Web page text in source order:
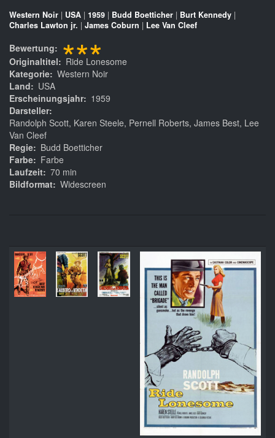
Western Noir | USA | 1959 | Budd Boetticher | Burt Kennedy |
Charles Lawton jr. | James Coburn | Lee Van Cleef
Bewertung ***
Originaltitel
Ride Lonesome
Kategorie Western Noir
Land
USA
Erscheinungsjahr
1959
Darsteller
Randolph Scott, Karen Steele, Pernell Roberts, James Best, Lee
Van Cleef
Regie
Budd Boetticher
Farbe
Farbe
Laufzeit 70 min
Bildformat Widescreen